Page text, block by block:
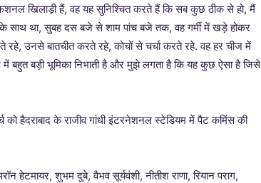
खिलाड़ी हैं, वह यह सुनिश्चित करते हैं कि सब कुछ ठीक से हो, मैं
साथ था, सुबह दस बजे से शाम पांच बजे तक, वह गर्मी में खड़े होकर
उनसे बातचीत करते रहे, कोचों से चर्चा करते रहे. वह हर चीज में
बहुत बड़ी भूमिका निभाती है और मुझे लगता है कि यह कुछ ऐसा है जिसे
हैदराबाद के राजीव गांधी इंटरनेशनल स्टेडियम में पैट कमिंस की
हेटमायर, शुभम दुबे, वैभव सूर्यवंशी, नीतीश राणा, रियान पराग,